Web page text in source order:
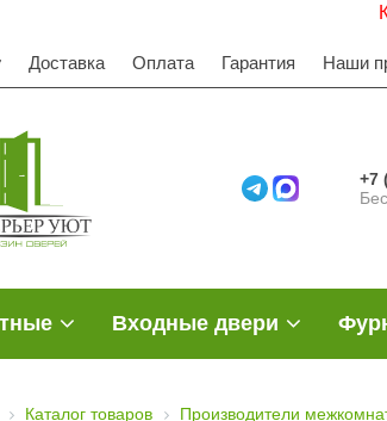
Доставка Оплата Гарантия Наши
+7
Входные двери
Каталог товаров Производители